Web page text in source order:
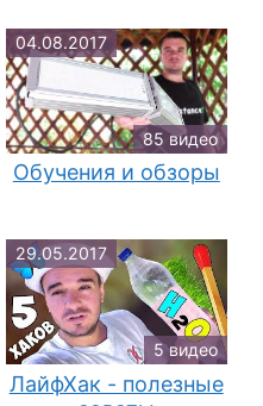
04.08.2017
85 видео
Обучения и обзоры
29.05.2017
5 видео
ЛайфХак - полезные